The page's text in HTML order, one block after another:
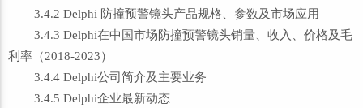
3.4.2 Delphi 防撞预警镜头产品规格、参数及市场应用
3.4.3 Delphi在中国市场防撞预警镜头销量、收入、价格及毛
利率（2018-2023）
3.4.4 Delphi公司简介及主要业务
3.4.5 Delphi企业最新动态